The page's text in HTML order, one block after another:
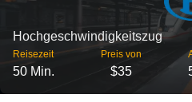
Hochgeschwindigkeitszug
Reisezeit
50 Min.
Preis von
$35